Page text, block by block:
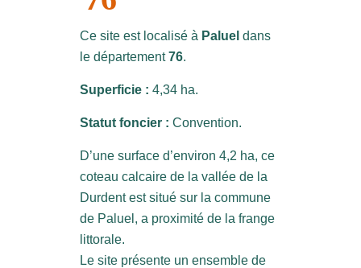
Ce site est localisé à Paluel dans
le département76.
Superficie : 4,34 ha.
Statut foncier : Convention.
D’une surface d’environ 4,2 ha, ce
coteau calcaire de la vallée de la
Durdent est situé sur la commune
de Paluel, a proximité de la frange
littorale.
Le site présente un ensemble de